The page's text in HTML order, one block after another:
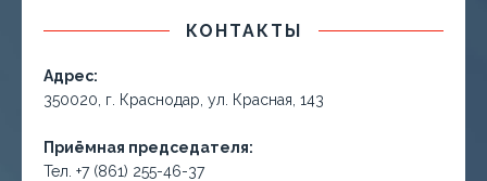
КОНТАКТЫ
Адрес:
350020, г. Краснодар, ул. Красная, 143
Приёмная председателя:
Тел. +7 (861) 255-46-37